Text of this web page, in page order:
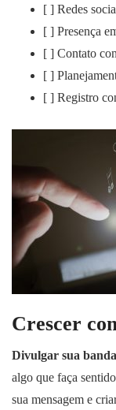
[ ] Redes
[ ] Presença
[ ] Contato
[ ]
[ ] Registro
Crescer
Divulgar sua
algo que faça
sua mensagem e